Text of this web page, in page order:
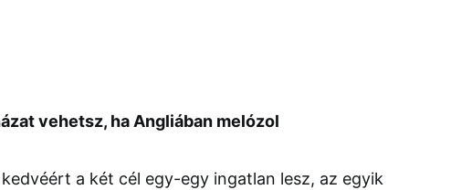
vehetsz, ha Angliában melózol
a két cél egy-egy ingatlan lesz, az egyik